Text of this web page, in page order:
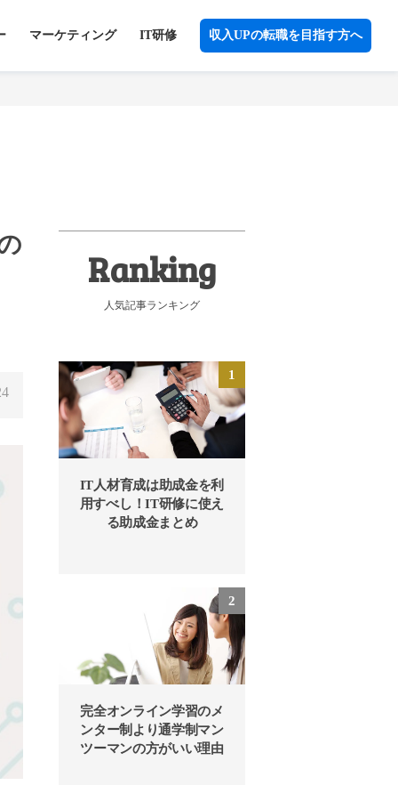
マーケティング IT研修 収入UPの転職を目指す方へ
人気記事ランキング
IT人材育成は助成金を利
用すべし！IT研修に使え
る助成金まとめ
完全オンライン学習のメ
ンター制より通学制マン
ツーマンの方がいい理由